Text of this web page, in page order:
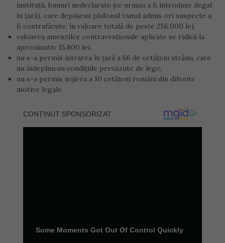
instituţii, bunuri nedeclarate (ce urmau a fi introduse ilegal
în ţară), care depăşeau plafonul vamal admis ori suspecte a
fi contrafăcute, în valoare totală de peste 256.000 lei;
valoarea amenzilor contravenţionale aplicate se ridică la
aproximativ 15.800 lei.
nu s-a permis intrarea în ţară a 66 de cetăţeni străini, care
nu îndeplineau condiţiile prevăzute de lege;
nu s-a permis ieşirea a 10 cetăţeni români din diferite
motive legale.